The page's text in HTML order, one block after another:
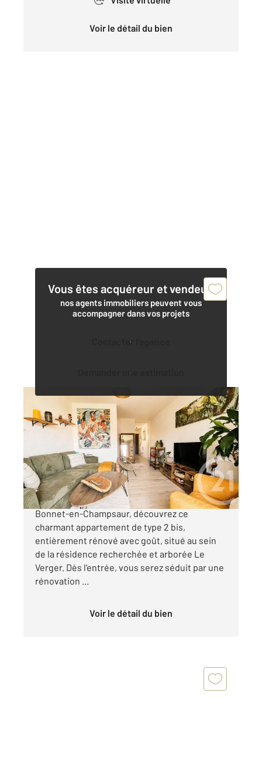
Voir le détail du bien
Vous êtes acquéreur et vendeur,
nos agents immobiliers peuvent vous
accompagner dans vos projets
Contacter l'agence
Demander une estimation
ST BONNET EN CHAMPSAUR 05
42,19 m
, 2 pièces
Ref : 1286
Appartement F2 Bis à vendre
138 750 €
À seulement quelques pas du cœur de Saint-
Bonnet-en-Champsaur, découvrez ce
charmant appartement de type 2 bis,
entièrement rénové avec goût, situé au sein
de la résidence recherchée et arborée Le
Verger. Dès l'entrée, vous serez séduit par une
rénovation ...
Voir le détail du bien